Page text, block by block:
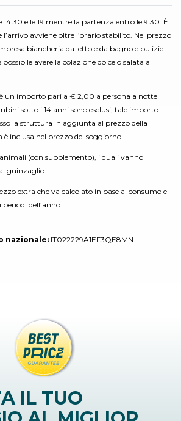
14:30 e le 19 mentre la partenza entro le 9:30. È
avviene oltre l’orario stabilito. Nel prezzo
biancheria da letto e da bagno e pulizie
avere la colazione dolce o salata a
un importo pari a € 2,00 a persona a notte
sotto i 14 anni sono esclusi; tale importo
la struttura in aggiunta al prezzo della
inclusa nel prezzo del soggiorno.
(con supplemento), i quali vanno
guinzaglio.
extra che va calcolato in base al consumo e
dell’anno.
nazionale: IT022229A1EF3QE8MN
IL TUO